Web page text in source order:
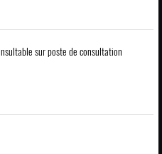
sur poste de consultation